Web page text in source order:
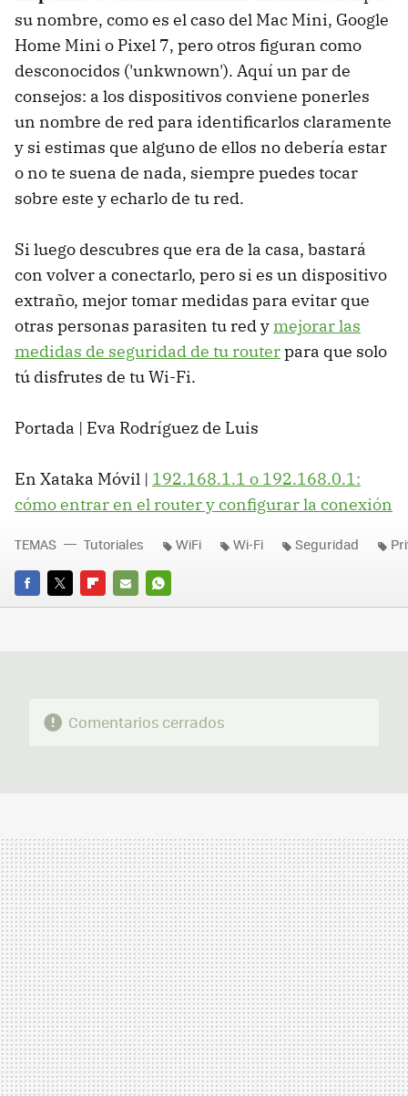
su nombre, como es el caso del Mac Mini, Google
Home Mini o Pixel 7, pero otros figuran como
desconocidos ('unkwnown'). Aquí un par de
consejos: a los dispositivos conviene ponerles
un nombre de red para identificarlos claramente
y si estimas que alguno de ellos no debería estar
o no te suena de nada, siempre puedes tocar
sobre este y echarlo de tu red.
Si luego descubres que era de la casa, bastará
con volver a conectarlo, pero si es un dispositivo
extraño, mejor tomar medidas para evitar que
otras personas parasiten tu red y mejorar las
medidas de seguridad de tu routerpara que solo
tú disfrutes de tu Wi-Fi.
Portada | Eva Rodríguez de Luis
En Xataka Móvil | 192.168.1.1 o 192.168.0.1:
cómo entrar en el router y configurar la conexión
FACEBOOK
TWITTERFLIPBOARD
E-
WHATSAPP
TEMAS Tutoriales WiFi Wi-Fi Seguridad
Comentarios cerrados